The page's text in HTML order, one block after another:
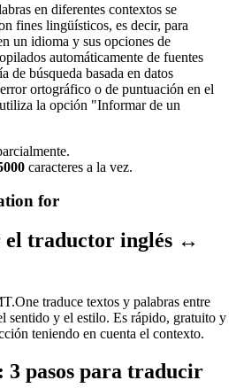
en diferentes contextos se
fines lingüísticos, es decir, para
un idioma y sus opciones de
automáticamente de fuentes
de búsqueda basada en datos
ortográfico o de puntuación en el
la opción "Informar de un
caracteres a la vez.
for
el traductor inglés ↔
traduce textos y palabras entre
sentido y el estilo. Es rápido, gratuito y
teniendo en cuenta el contexto.
3 pasos para traducir